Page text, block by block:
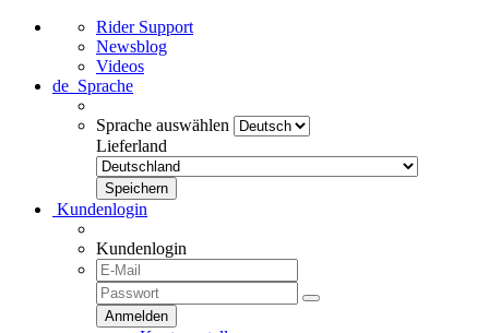
Rider Support
Newsblog
Videos
de Sprache
Sprache auswählen
Lieferland
Kundenlogin
Kundenlogin